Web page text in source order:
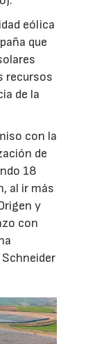
eólica
que
recursos
de la
con la
de
18
al ir más
y
con